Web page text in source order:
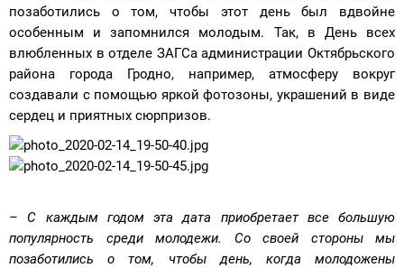
позаботились о том, чтобы этот день был вдвойне
особенным и запомнился молодым. Так, в День всех
влюбленных в отделе ЗАГСа администрации Октябрьского
района города Гродно, например, атмосферу вокруг
создавали с помощью яркой фотозоны, украшений в виде
сердец и приятных сюрпризов.
– С каждым годом эта дата приобретает все большую
популярность среди молодежи. Со своей стороны мы
позаботились о том, чтобы день, когда молодожены